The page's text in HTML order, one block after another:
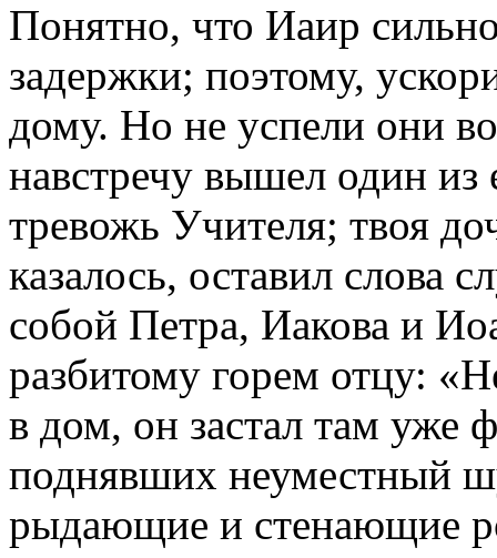
Понятно, что Иаир
задержки; поэтому,
дому. Но не успели они
навстречу вышел один из
тревожь Учителя; твоя
казалось, оставил слова
собой Петра, Иакова и
разбитому горем отцу:
в дом, он застал там уже
поднявших неуместный
рыдающие и стенающие